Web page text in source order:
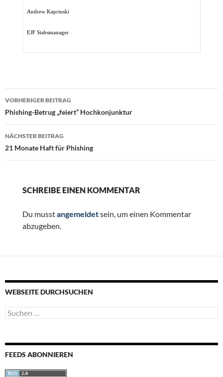
Andrew Kaprinski
EJF Stabsmanager
Beitragsnavigation
VORHERIGER BEITRAG
Phishing-Betrug „feiert“ Hochkonjunktur
NÄCHSTER BEITRAG
21 Monate Haft für Phishing
SCHREIBE EINEN KOMMENTAR
Du musstangemeldetsein, um einen Kommentar
abzugeben.
WEBSEITE DURCHSUCHEN
Suchen
nach:
FEEDS ABONNIEREN
RSS
2.0